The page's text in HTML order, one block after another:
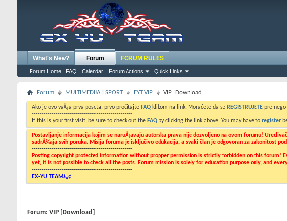
What's New? Forum
Forum Home FAQ Calendar Forum Actions Quick Links
FORUM RULES
Forum MULTIMEDIJA i SPORT EYT VIP VIP [Download]
Ako je ovo vaÅ¡a prva poseta, prvo pročitajte FAQ klikom na link. Moraćete da se REGISTRUJETE pre nego
---------------------------------------------------
If this is your first visit, be sure to check out the FAQ by clicking the link above. You may have to register
Postavljanje informacija kojim se naruÅ¡avaju autorska prava nije dozvoljeno na ovom forumu!
sadrÅ¾aja svih poruka. Misija foruma je isključivo edukacija, a svaki član je odgovoran za zakonitost
---------------------------------------------------
Posting copyright protected information without propper permission is strictly forbidden on this forum!
yet, it is not possible to check all the posts. Forum mission is solely for education purpose only, and
---------------------------------------------------
EX-YU TEAMâ„¢
Forum: VIP [Download]